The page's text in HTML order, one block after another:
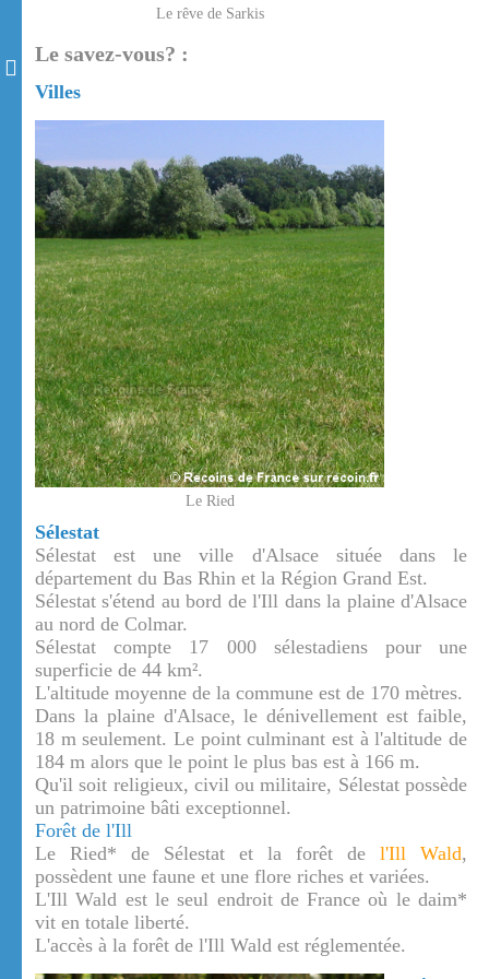
Le rêve de Sarkis
Le savez-vous? :
Villes
Le Ried
Sélestat
Sélestat est une ville d'Alsace située dans le
département du Bas Rhin et la Région Grand Est.
Sélestat s'étend au bord de l'Ill dans la plaine d'Alsace
au nord de Colmar.
Sélestat compte 17 000 sélestadiens pour une
superficie de 44 km².
L'altitude moyenne de la commune est de 170 mètres.
Dans la plaine d'Alsace, le dénivellement est faible,
18 m seulement. Le point culminant est à l'altitude de
184 m alors que le point le plus bas est à 166 m.
Qu'il soit religieux, civil ou militaire, Sélestat possède
un patrimoine bâti exceptionnel.
Forêt de l'Ill
Le Ried* de Sélestat et la forêt de l'Ill Wald,
possèdent une faune et une flore riches et variées.
L'Ill Wald est le seul endroit de France où le daim*
vit en totale liberté.
L'accès à la forêt de l'Ill Wald est réglementée.